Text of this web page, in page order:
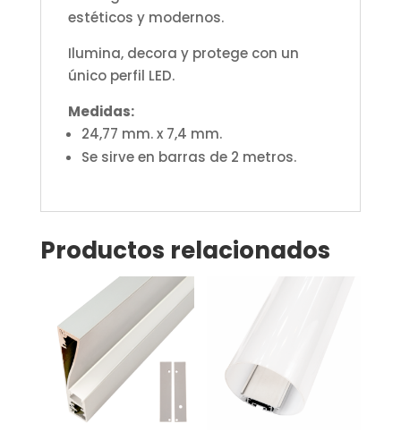
estéticos y modernos.
Ilumina, decora y protege con un
único perfil LED.
Medidas:
24,77 mm. x 7,4 mm.
Se sirve en barras de 2 metros.
Productos relacionados